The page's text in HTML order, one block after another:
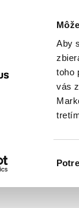
Aby
toho
vás
Poukážky